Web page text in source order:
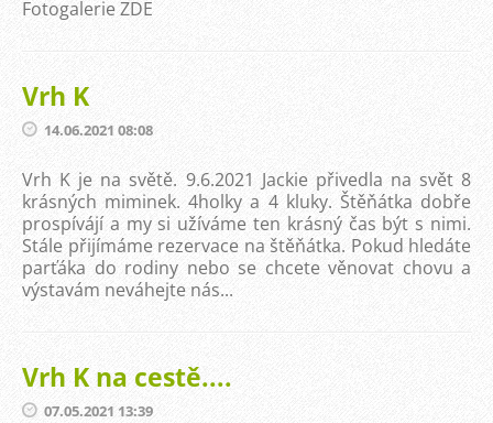
Fotogalerie ZDE
Vrh K
14.06.2021 08:08
Vrh K je na světě. 9.6.2021 Jackie přivedla na svět 8
krásných miminek. 4holky a 4 kluky. Štěňátka dobře
prospívájí a my si užíváme ten krásný čas být s nimi.
Stále přijímáme rezervace na štěňátka. Pokud hledáte
parťáka do rodiny nebo se chcete věnovat chovu a
výstavám neváhejte nás...
Vrh K na cestě....
07.05.2021 13:39